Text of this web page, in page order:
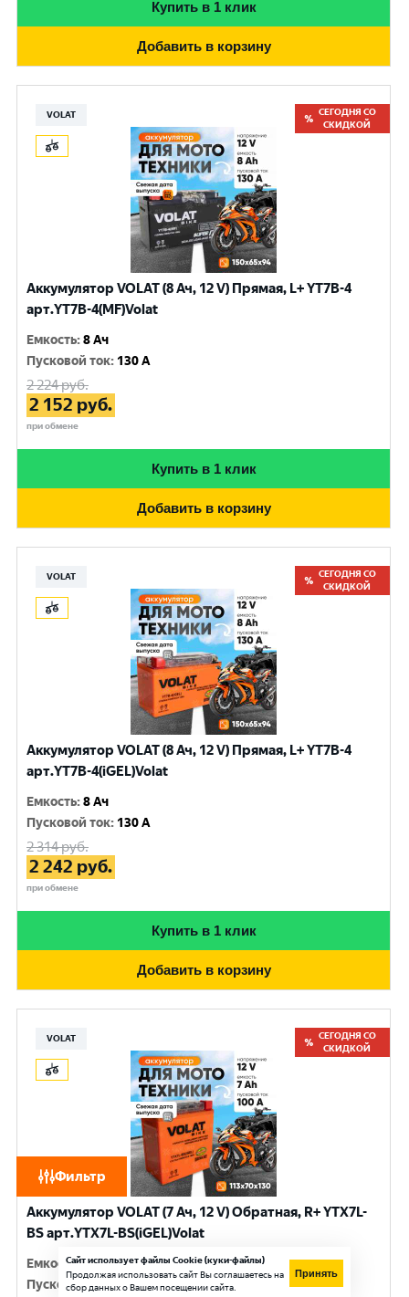
Фильтр
Купить в 1 клик
Добавить в корзину
VOLAT
СЕГОДНЯ СО
СКИДКОЙ
Аккумулятор VOLAT (8 Ач, 12 V) Прямая, L+ YT7B-4
арт.YT7B-4(MF)Volat
Емкость:8 Ач
Пусковой ток: 130 A
2 224руб.
2 152 руб.
при обмене
Купить в 1 клик
Добавить в корзину
VOLAT
СЕГОДНЯ СО
СКИДКОЙ
Аккумулятор VOLAT (8 Ач, 12 V) Прямая, L+ YT7B-4
арт.YT7B-4(iGEL)Volat
Емкость:8 Ач
Пусковой ток: 130 A
2 314руб.
2 242 руб.
при обмене
Купить в 1 клик
Добавить в корзину
VOLAT
СЕГОДНЯ СО
СКИДКОЙ
Аккумулятор VOLAT (7 Ач, 12 V) Обратная, R+ YTX7L-
BS арт.YTX7L-BS(iGEL)Volat
Емкость:7 Ач
Пусковой ток:100 A
Сайт использует файлы Cookie (куки-файлы)
Продолжая использовать сайт Вы соглашаетесь на
сбор данных о Вашем посещении сайта.
Принять